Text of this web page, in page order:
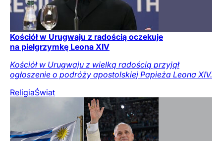
Kościół w Urugwaju z radością oczekuje
na pielgrzymkę Leona XIV
Kościół w Urugwaju z wielką radością przyjął
ogłoszenie o podróży apostolskiej Papieża Leona XIV.
ReligiaŚwiat